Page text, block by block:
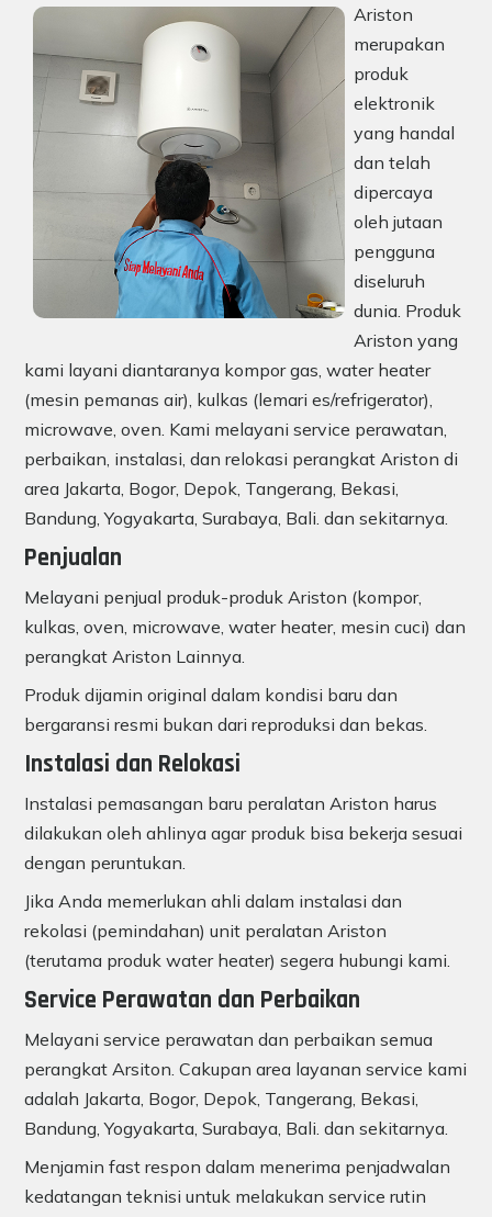
Ariston
merupakan
produk
elektronik
yang handal
dan telah
dipercaya
oleh jutaan
pengguna
diseluruh
dunia. Produk
Ariston yang
kami layani diantaranya kompor gas, water heater
(mesin pemanas air), kulkas (lemari es/refrigerator),
microwave, oven. Kami melayani service perawatan,
perbaikan, instalasi, dan relokasi perangkat Ariston di
area Jakarta, Bogor, Depok, Tangerang, Bekasi,
Bandung, Yogyakarta, Surabaya, Bali. dan sekitarnya.
Penjualan
Melayani penjual produk-produk Ariston (kompor,
kulkas, oven, microwave, water heater, mesin cuci) dan
perangkat Ariston Lainnya.
Produk dijamin original dalam kondisi baru dan
bergaransi resmi bukan dari reproduksi dan bekas.
Instalasi dan Relokasi
Instalasi pemasangan baru peralatan Ariston harus
dilakukan oleh ahlinya agar produk bisa bekerja sesuai
dengan peruntukan.
Jika Anda memerlukan ahli dalam instalasi dan
rekolasi (pemindahan) unit peralatan Ariston
(terutama produk water heater) segera hubungi kami.
Service Perawatan dan Perbaikan
Melayani service perawatan dan perbaikan semua
perangkat Arsiton. Cakupan area layanan service kami
adalah Jakarta, Bogor, Depok, Tangerang, Bekasi,
Bandung, Yogyakarta, Surabaya, Bali. dan sekitarnya.
Menjamin fast respon dalam menerima penjadwalan
kedatangan teknisi untuk melakukan service rutin